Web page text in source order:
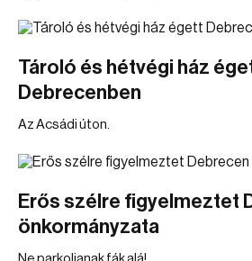
Tároló és hétvégi ház
Debrecenben
Az Acsádi úton.
Erős szélre figyelmeztet
önkormányzata